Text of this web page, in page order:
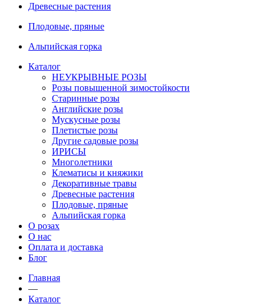
Древесные растения
Плодовые, пряные
Альпийская горка
Каталог
НЕУКРЫВНЫЕ РОЗЫ
Розы повышенной зимостойкости
Старинные розы
Английские розы
Мускусные розы
Плетистые розы
Другие садовые розы
ИРИСЫ
Многолетники
Клематисы и княжики
Декоративные травы
Древесные растения
Плодовые, пряные
Альпийская горка
О розах
О нас
Оплата и доставка
Блог
Главная
—
Каталог